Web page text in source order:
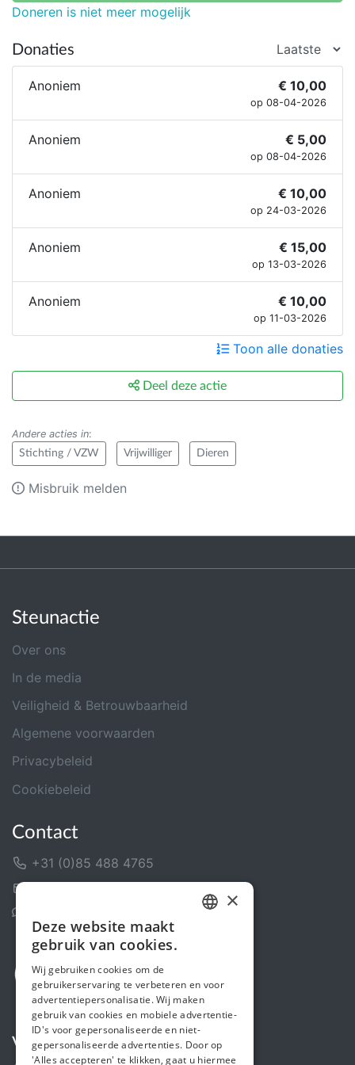
wild levende, inheemse dieren voor Wildopvang
Someren. Zij krijgen bij ons tijdelijk een veilig en
rustig verblijf zodat hun herstel kan starten dat in
de Wildopvang geoptimaliseerd wordt.
Doneren is niet meer mogelijk
Donaties
Anoniem € 10,00
op 08-04-2026
Anoniem € 5,00
op 08-04-2026
Anoniem € 10,00
op 24-03-2026
Anoniem € 15,00
op 13-03-2026
Anoniem € 10,00
op 11-03-2026
Toon alle donaties
Deel deze actie
Andere acties in:
Stichting / VZW Vrijwilliger Dieren
Misbruik melden
Steunactie
Over ons
In de media
Veiligheid & Betrouwbaarheid
Algemene voorwaarden
Privacybeleid
Cookiebeleid
Contact
+31 (0)85 488 4765
Volg ons
ENGLISH
×
Deze website maakt
gebruik van cookies.
Wij gebruiken cookies om de
gebruikerservaring te verbeteren en voor
advertentiepersonalisatie. Wij maken
gebruik van cookies en mobiele advertentie-
ID's voor gepersonaliseerde en niet-
gepersonaliseerde advertenties. Door op
'Alles accepteren' te klikken, gaat u hiermee